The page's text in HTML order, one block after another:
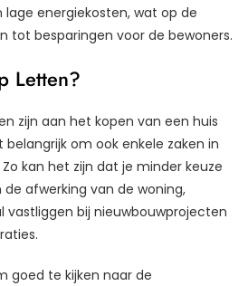
lage energiekosten, wat op de
tot besparingen voor de bewoners.
Letten?
zijn aan het kopen van een huis
om ook enkele zaken in
kan het zijn dat je minder keuze
afwerking van de woning,
vastliggen bij nieuwbouwprojecten
goed te kijken naar de